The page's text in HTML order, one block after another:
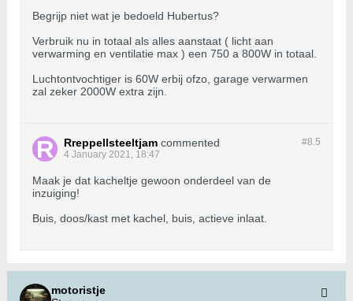
Begrijp niet wat je bedoeld Hubertus?
Verbruik nu in totaal als alles aanstaat ( licht aan
verwarming en ventilatie max ) een 750 a 800W in totaal.
Luchtontvochtiger is 60W erbij ofzo, garage verwarmen
zal zeker 2000W extra zijn.
#8.5
Rreppellsteeltjam commented
4 January 2021, 18:47
Maak je dat kacheltje gewoon onderdeel van de
inzuiging!
Buis, doos/kast met kachel, buis, actieve inlaat.
motoristje